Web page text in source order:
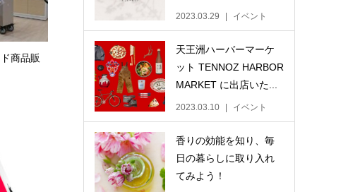
商品販
2023.03.29 イベント
天王洲ハーバーマーケ
ット TENNOZ HARBOR
MARKET に出店いた...
2023.03.10 イベント
香りの効能を知り、毎
日の暮らしに取り入れ
てみよう！